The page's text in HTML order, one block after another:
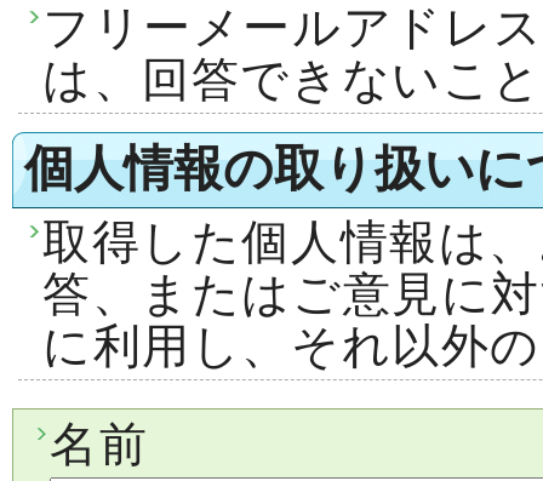
フリーメールアドレ
は、回答できないこ
個人情報の取り扱いに
取得した個人情報は
答、またはご意見に
に利用し、それ以外
名前